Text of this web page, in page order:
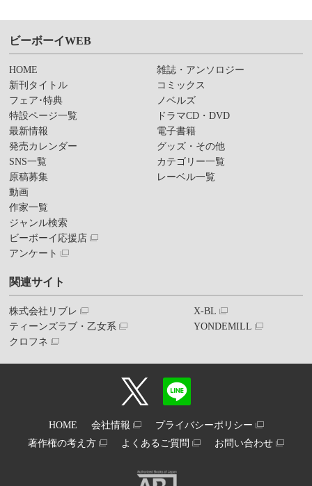
ビーボーイWEB
HOME
新刊タイトル
フェア･特典
特設ページ一覧
最新情報
発売カレンダー
SNS一覧
原稿募集
動画
作家一覧
ジャンル検索
ビーボーイ応援店
アンケート
雑誌・アンソロジー
コミックス
ノベルズ
ドラマCD・DVD
電子書籍
グッズ・その他
カテゴリー一覧
レーベル一覧
関連サイト
株式会社リブレ
ティーンズラブ・乙女系
クロフネ
X-BL
YONDEMILL
HOME 会社情報
プライバシーポリシー
著作権の考え方
よくあるご質問 お問い合わせ